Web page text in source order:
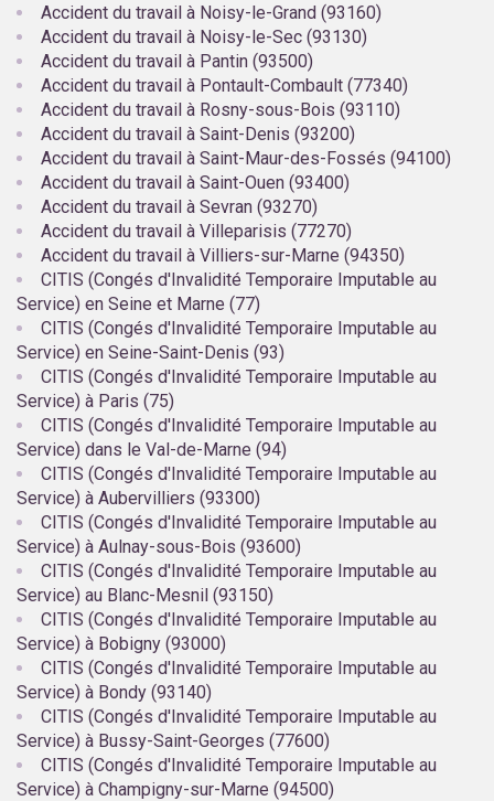
Accident du travail à Noisy-le-Grand (93160)
Accident du travail à Noisy-le-Sec (93130)
Accident du travail à Pantin (93500)
Accident du travail à Pontault-Combault (77340)
Accident du travail à Rosny-sous-Bois (93110)
Accident du travail à Saint-Denis (93200)
Accident du travail à Saint-Maur-des-Fossés (94100)
Accident du travail à Saint-Ouen (93400)
Accident du travail à Sevran (93270)
Accident du travail à Villeparisis (77270)
Accident du travail à Villiers-sur-Marne (94350)
CITIS (Congés d'Invalidité Temporaire Imputable au
Service) en Seine et Marne (77)
CITIS (Congés d'Invalidité Temporaire Imputable au
Service) en Seine-Saint-Denis (93)
CITIS (Congés d'Invalidité Temporaire Imputable au
Service) à Paris (75)
CITIS (Congés d'Invalidité Temporaire Imputable au
Service) dans le Val-de-Marne (94)
CITIS (Congés d'Invalidité Temporaire Imputable au
Service) à Aubervilliers (93300)
CITIS (Congés d'Invalidité Temporaire Imputable au
Service) à Aulnay-sous-Bois (93600)
CITIS (Congés d'Invalidité Temporaire Imputable au
Service) au Blanc-Mesnil (93150)
CITIS (Congés d'Invalidité Temporaire Imputable au
Service) à Bobigny (93000)
CITIS (Congés d'Invalidité Temporaire Imputable au
Service) à Bondy (93140)
CITIS (Congés d'Invalidité Temporaire Imputable au
Service) à Bussy-Saint-Georges (77600)
CITIS (Congés d'Invalidité Temporaire Imputable au
Service) à Champigny-sur-Marne (94500)